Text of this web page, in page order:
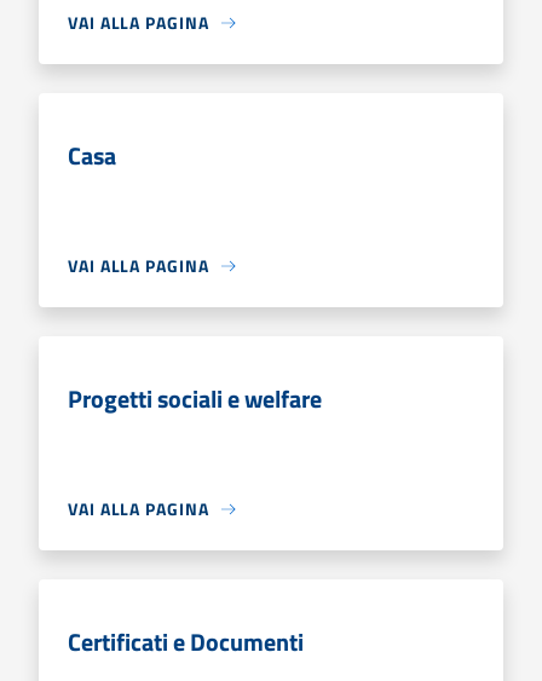
VAI ALLA PAGINA
Casa
VAI ALLA PAGINA
Progetti sociali e welfare
VAI ALLA PAGINA
Certificati e Documenti